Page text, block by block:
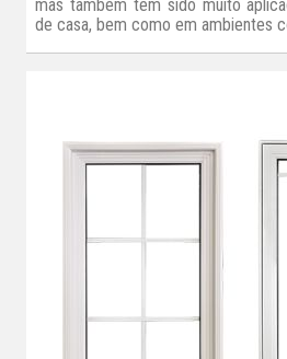
mas também tem sido muito
de casa, bem como em ambientes